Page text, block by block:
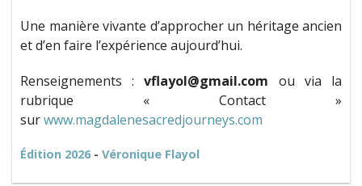
Une manière vivante d’approcher un héritage ancien
et d’en faire l’expérience aujourd’hui.
Renseignements :vflayol@gmail.com ou via la
rubrique « Contact »
surwww.magdalenesacredjourneys.com
Édition 2026 - Véronique Flayol